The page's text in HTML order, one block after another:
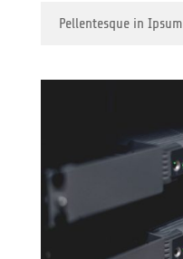
Pellentesque in Ipsum